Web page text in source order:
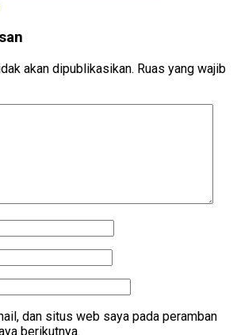
akan dipublikasikan. Ruas yang wajib
dan situs web saya pada peramban
berikutnya.